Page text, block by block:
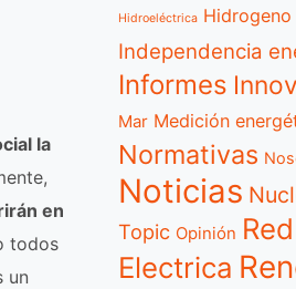
la
en
todos
un
Hidroeléctrica Hidrogeno
Independencia
Informes
Mar Medición
Normativas
Noticias
Topic Opinión Red
Electrica